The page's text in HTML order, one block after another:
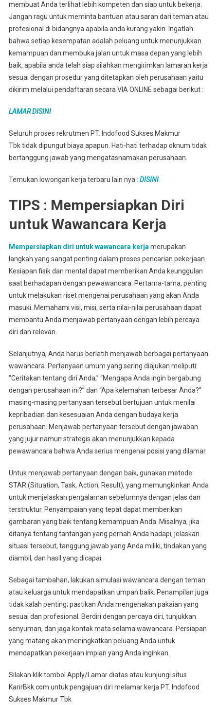
membuat Anda terlihat lebih kompeten dan siap untuk bekerja.
Jangan ragu untuk meminta bantuan atau saran dari teman atau
profesional di bidangnya apabila anda kurang yakin. Ingatlah
bahwa setiap kesempatan adalah peluang untuk menunjukkan
kemampuan dan membuka jalan untuk masa depan yang lebih
baik, apabila anda telah siap silahkan mengirimkan lamaran kerja
sesuai dengan prosedur yang ditetapkan oleh perusahaan yaitu
dikirim melalui pendaftaran secara VIA ONLINE sebagai berikut :
LAMAR DISINI
Seluruh proses rekrutmen PT. Indofood Sukses Makmur
Tbk tidak dipungut biaya apapun. Hati-hati terhadap oknum tidak
bertanggung jawab yang mengatasnamakan perusahaan.
Temukan lowongan kerja terbaru lain nya : DISINI
TIPS : Mempersiapkan Diri
untuk Wawancara Kerja
Mempersiapkan diri untuk wawancara kerja merupakan
langkah yang sangat penting dalam proses pencarian pekerjaan.
Kesiapan fisik dan mental dapat memberikan Anda keunggulan
saat berhadapan dengan pewawancara. Pertama-tama, penting
untuk melakukan riset mengenai perusahaan yang akan Anda
masuki. Memahami visi, misi, serta nilai-nilai perusahaan dapat
membantu Anda menjawab pertanyaan dengan lebih percaya
diri dan relevan.
Selanjutnya, Anda harus berlatih menjawab berbagai pertanyaan
wawancara. Pertanyaan umum yang sering diajukan meliputi:
“Ceritakan tentang diri Anda,” “Mengapa Anda ingin bergabung
dengan perusahaan ini?” dan “Apa kelemahan terbesar Anda?”
masing-masing pertanyaan tersebut bertujuan untuk menilai
kepribadian dan kesesuaian Anda dengan budaya kerja
perusahaan. Menjawab pertanyaan tersebut dengan jawaban
yang jujur namun strategis akan menunjukkan kepada
pewawancara bahwa Anda serius mengenai posisi yang dilamar.
Untuk menjawab pertanyaan dengan baik, gunakan metode
STAR (Situation, Task, Action, Result), yang memungkinkan Anda
untuk menjelaskan pengalaman sebelumnya dengan jelas dan
terstruktur. Penyampaian yang tepat dapat memberikan
gambaran yang baik tentang kemampuan Anda. Misalnya, jika
ditanya tentang tantangan yang pernah Anda hadapi, jelaskan
situasi tersebut, tanggung jawab yang Anda miliki, tindakan yang
diambil, dan hasil yang dicapai.
Sebagai tambahan, lakukan simulasi wawancara dengan teman
atau keluarga untuk mendapatkan umpan balik. Penampilan juga
tidak kalah penting; pastikan Anda mengenakan pakaian yang
sesuai dan profesional. Berdiri dengan percaya diri, tunjukkan
senyuman, dan jaga kontak mata selama wawancara. Persiapan
yang matang akan meningkatkan peluang Anda untuk
mendapatkan pekerjaan impian yang Anda inginkan.
Silakan klik tombol Apply/Lamar diatas atau kunjungi situs
KarirBkk.com untuk pengajuan diri melamar kerja PT. Indofood
Sukses Makmur Tbk